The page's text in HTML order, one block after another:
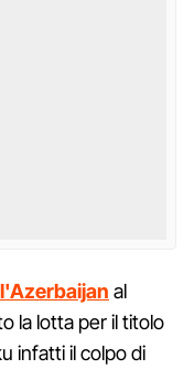
al
la lotta per il titolo
infatti il colpo di